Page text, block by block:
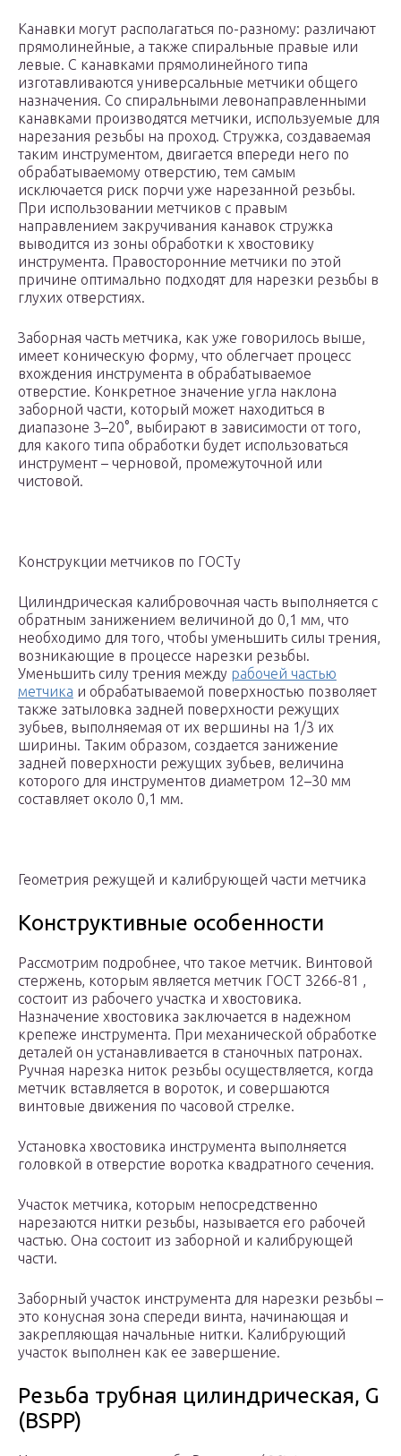
Канавки могут располагаться по-разному: различают
прямолинейные, а также спиральные правые или
левые. С канавками прямолинейного типа
изготавливаются универсальные метчики общего
назначения. Со спиральными левонаправленными
канавками производятся метчики, используемые для
нарезания резьбы на проход. Стружка, создаваемая
таким инструментом, двигается впереди него по
обрабатываемому отверстию, тем самым
исключается риск порчи уже нарезанной резьбы.
При использовании метчиков с правым
направлением закручивания канавок стружка
выводится из зоны обработки к хвостовику
инструмента. Правосторонние метчики по этой
причине оптимально подходят для нарезки резьбы в
глухих отверстиях.
Заборная часть метчика, как уже говорилось выше,
имеет коническую форму, что облегчает процесс
вхождения инструмента в обрабатываемое
отверстие. Конкретное значение угла наклона
заборной части, который может находиться в
диапазоне 3–20°, выбирают в зависимости от того,
для какого типа обработки будет использоваться
инструмент – черновой, промежуточной или
чистовой.
Конструкции метчиков по ГОСТу
Цилиндрическая калибровочная часть выполняется с
обратным занижением величиной до 0,1 мм, что
необходимо для того, чтобы уменьшить силы трения,
возникающие в процессе нарезки резьбы.
Уменьшить силу трения между рабочей частью
метчика и обрабатываемой поверхностью позволяет
также затыловка задней поверхности режущих
зубьев, выполняемая от их вершины на 1/3 их
ширины. Таким образом, создается занижение
задней поверхности режущих зубьев, величина
которого для инструментов диаметром 12–30 мм
составляет около 0,1 мм.
Геометрия режущей и калибрующей части метчика
Конструктивные особенности
Рассмотрим подробнее, что такое метчик. Винтовой
стержень, которым является метчик ГОСТ 3266-81 ,
состоит из рабочего участка и хвостовика.
Назначение хвостовика заключается в надежном
крепеже инструмента. При механической обработке
деталей он устанавливается в станочных патронах.
Ручная нарезка ниток резьбы осуществляется, когда
метчик вставляется в вороток, и совершаются
винтовые движения по часовой стрелке.
Установка хвостовика инструмента выполняется
головкой в отверстие воротка квадратного сечения.
Участок метчика, которым непосредственно
нарезаются нитки резьбы, называется его рабочей
частью. Она состоит из заборной и калибрующей
части.
Заборный участок инструмента для нарезки резьбы –
это конусная зона спереди винта, начинающая и
закрепляющая начальные нитки. Калибрующий
участок выполнен как ее завершение.
Резьба трубная цилиндрическая, G
(BSPP)